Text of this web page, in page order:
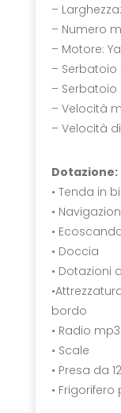
–
– Numero
– Motore:
– Serbatoio
– Serbatoio
– Velocità
– Velocità
Dotazione:
• Tenda in
•
•
• Doccia
• Dotazioni
bordo
• Radio mp3
• Scale
• Presa da
•